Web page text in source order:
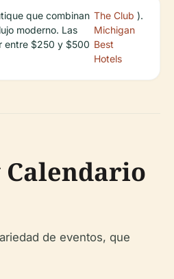
que combinan
moderno. Las
entre $250 y $500
The Club
Michigan
Best
Hotels
).
Calendario
de eventos, que